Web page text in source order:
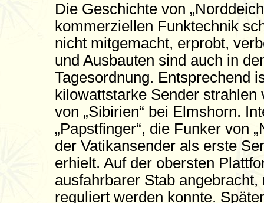
Die Geschichte von
kommerziellen Funktechnik
nicht mitgemacht, erprobt,
und Ausbauten sind auch in
Tagesordnung. Entsprechend
kilowattstarke Sender
von „Sibirien“ bei Elmshorn.
„Papstfinger“, die Funker von
der Vatikansender als erste
erhielt. Auf der obersten
ausfahrbarer Stab
reguliert werden konnte.